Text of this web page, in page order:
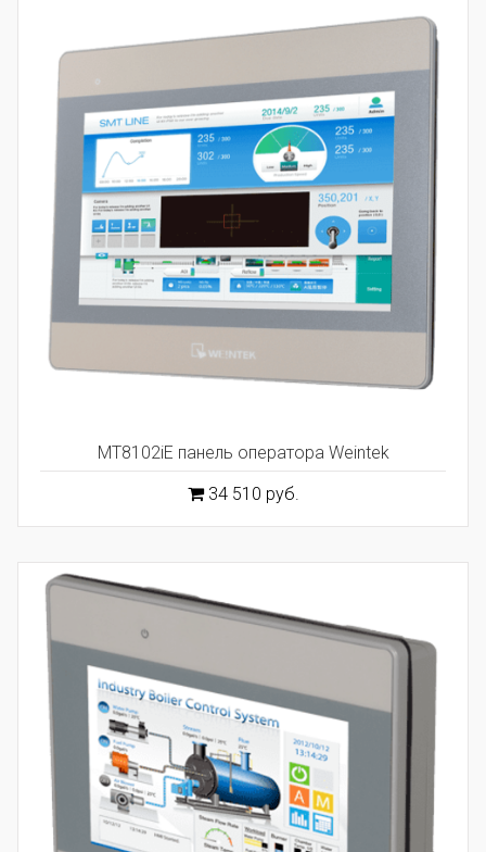
MT8102iE панель оператора Weintek
34 510 руб.